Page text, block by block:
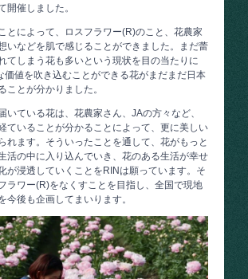
開催しました。
とによって、ロスフラワー(R)のこと、花農家
いなどを肌で感じることができました。まだ蕾
てしまう花も多いという現状を目の当たりに
価値を吹き込むことができる花がまだまだ日本
ことが分かりました。
ている花は、花農家さん、JAの方々など、
ていることが分かることによって、更に美しい
れます。そういったことを通して、花がもっと
活の中に入り込んでいき、花のある生活が幸せ
が浸透していくことをRINは願っています。そ
ラワー(R)をなくすことを目指し、全国で現地
今後も企画してまいります。